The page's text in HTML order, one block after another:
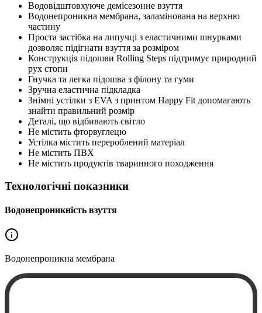
Водовідштовхуюче демісезонне взуття
Водонепроникна мембрана, заламінована на верхню
частину
Проста застібка на липучці з еластичними шнурками
дозволяє підігнати взуття за розміром
Конструкція підошви Rolling Steps підтримує природний
рух стопи
Гнучка та легка підошва з філону та гуми
Зручна еластична підкладка
Знімні устілки з EVA з принтом Happy Fit допомагають
знайти правильний розмір
Деталі, що відбивають світло
Не містить фторвуглецю
Устілка містить перероблений матеріал
Не містить ПВХ
Не містить продуктів тваринного походження
Технологічні показники
Водонепроникність взуття
Водонепроникна мембрана